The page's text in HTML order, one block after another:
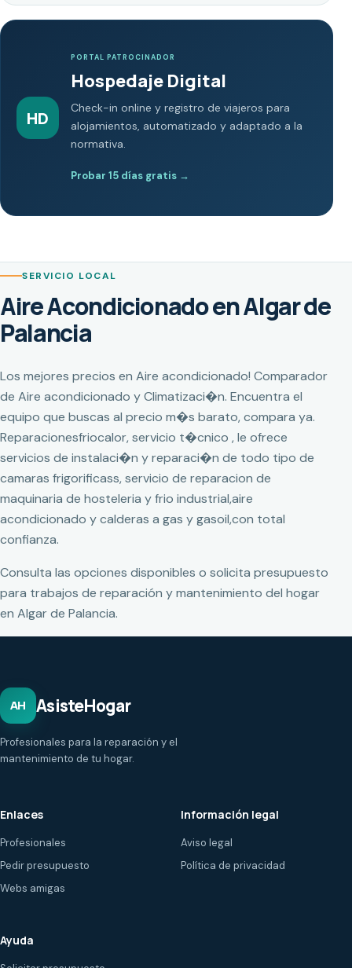
HD
PORTAL PATROCINADOR
Hospedaje Digital
Check-in online y registro de viajeros para
alojamientos, automatizado y adaptado a la
normativa.
Probar 15 días gratis →
SERVICIO LOCAL
Aire Acondicionado en Algar de
Palancia
Los mejores precios en Aire acondicionado! Comparador
de Aire acondicionado y Climatizaci�n. Encuentra el
equipo que buscas al precio m�s barato, compara ya.
Reparacionesfriocalor, servicio t�cnico , le ofrece
servicios de instalaci�n y reparaci�n de todo tipo de
camaras frigorificass, servicio de reparacion de
maquinaria de hosteleria y frio industrial,aire
acondicionado y calderas a gas y gasoil,con total
confianza.
Consulta las opciones disponibles o solicita presupuesto
para trabajos de reparación y mantenimiento del hogar
en Algar de Palancia.
AH AsisteHogar
Profesionales para la reparación y el
mantenimiento de tu hogar.
Enlaces
Profesionales
Pedir presupuesto
Webs amigas
Información legal
Aviso legal
Política de privacidad
Ayuda